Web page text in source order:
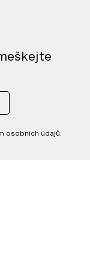
osobních údajů.